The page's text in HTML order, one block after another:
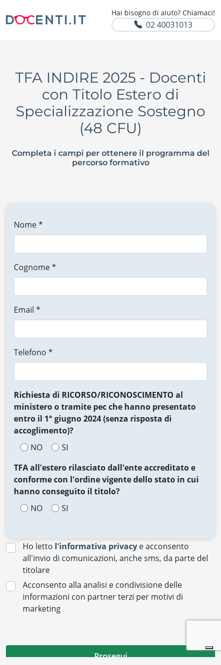
Hai bisogno di aiuto? Chiamaci!
02 40031013
TFA INDIRE 2025 - Docenti
con Titolo Estero di
Specializzazione Sostegno
(48 CFU)
Completa i campi per ottenere il programma del
percorso formativo
Nome *
Cognome *
Email *
Telefono *
Richiesta di RICORSO/RICONOSCIMENTO al
ministero o tramite pec che hanno presentato
entro il 1° giugno 2024 (senza risposta di
accoglimento)?
NO
SI
TFA all'estero rilasciato dall'ente accreditato e
conforme con l'ordine vigente dello stato in cui
hanno conseguito il titolo?
NO
SI
Ho letto l'informativa privacy e acconsento
all'invio di comunicazioni, anche sms, da parte del
titolare
Acconsento alla analisi e condivisione delle
informazioni con partner terzi per motivi di
marketing